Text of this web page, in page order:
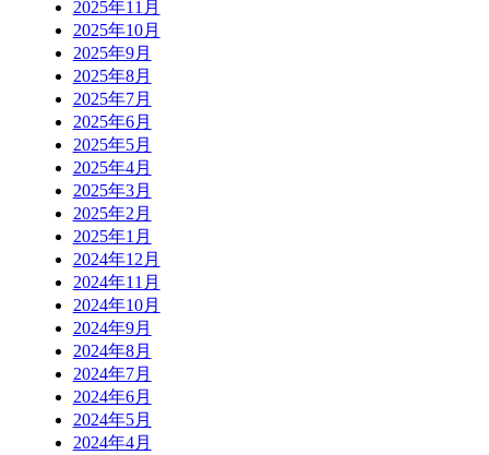
2025年11月
2025年10月
2025年9月
2025年8月
2025年7月
2025年6月
2025年5月
2025年4月
2025年3月
2025年2月
2025年1月
2024年12月
2024年11月
2024年10月
2024年9月
2024年8月
2024年7月
2024年6月
2024年5月
2024年4月